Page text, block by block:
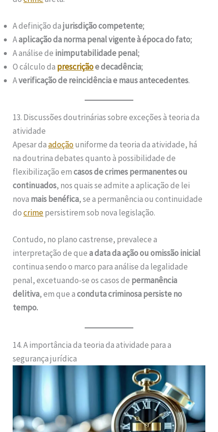
A definição dajurisdição competente;
Aaplicação da norma penal vigente à época do fato;
A análise de inimputabilidade penal;
O cálculo da prescriçãoe decadência;
Averificação de reincidência e maus antecedentes.
13. Discussões doutrinárias sobre exceções à teoria da
atividade
Apesar daadoçãouniforme da teoria da atividade, há
na doutrina debates quanto à possibilidade de
flexibilização emcasos de crimes permanentes ou
continuados, nos quais se admite a aplicação de lei
nova mais benéfica, se a permanência ou continuidade
docrimepersistirem sob nova legislação.
Contudo, no plano castrense, prevalece a
interpretação de quea data da ação ou omissão inicial
continua sendo o marco para análise da legalidade
penal, excetuando-se os casos de permanência
delitiva, em que aconduta criminosa persiste no
tempo.
14. A importância da teoria da atividade para a
segurança jurídica